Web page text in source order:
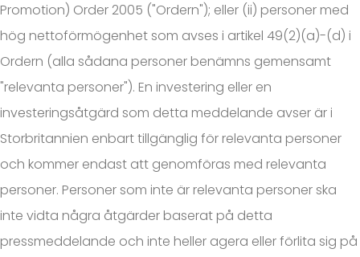
Promotion) Order 2005 ("Ordern"); eller (ii) personer med
hög nettoförmögenhet som avses i artikel 49(2)(a)-(d) i
Ordern (alla sådana personer benämns gemensamt
"relevanta personer"). En investering eller en
investeringsåtgärd som detta meddelande avser är i
Storbritannien enbart tillgänglig för relevanta personer
och kommer endast att genomföras med relevanta
personer. Personer som inte är relevanta personer ska
inte vidta några åtgärder baserat på detta
pressmeddelande och inte heller agera eller förlita sig på